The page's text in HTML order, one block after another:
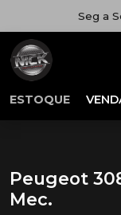
Seg a
ESTOQUE
Peugeot
Mec.